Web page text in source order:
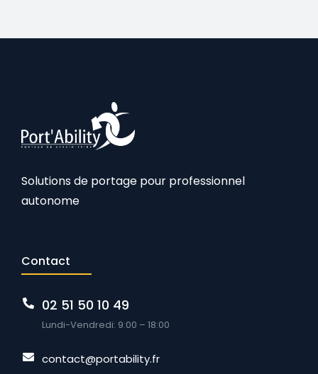
Solutions de portage pour professionnel
autonome
Contact
02 51 50 10 49
Lundi-Vendredi: 9:00 – 18:00
contact@portability.fr